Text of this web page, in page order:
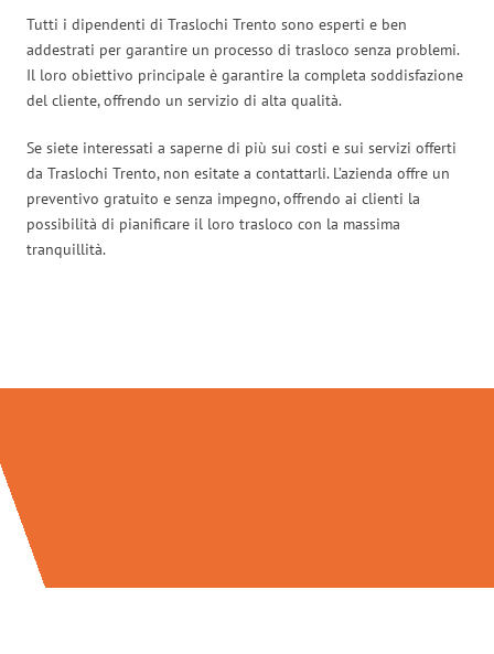
Tutti i dipendenti di Traslochi Trento sono esperti e ben
addestrati per garantire un processo di trasloco senza problemi.
Il loro obiettivo principale è garantire la completa soddisfazione
del cliente, offrendo un servizio di alta qualità.
Se siete interessati a saperne di più sui costi e sui servizi offerti
da Traslochi Trento, non esitate a contattarli. L’azienda offre un
preventivo gratuito e senza impegno, offrendo ai clienti la
possibilità di pianificare il loro trasloco con la massima
tranquillità.